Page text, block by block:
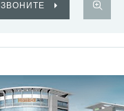
ЗВОНИТЕ